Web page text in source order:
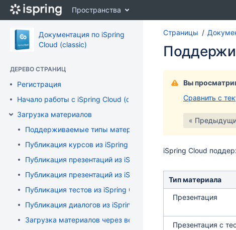
Перейти
содержимому
assistive.skiplink.to.breadcrumbs
assistive.skiplink.to.quick.search
Пространства
Документация по iSpring
Cloud (classic)
ДЕРЕВО СТРАНИЦ
Регистрация
Начало работы с iSpring Cloud (classic)
Загрузка материалов
Поддерживаемые типы материалов
Публикация курсов из iSpring Suite
Публикация презентаций из iSpring Pro
Публикация презентаций из iSpring Converter Pro
Публикация тестов из iSpring QuizMaker
Публикация диалогов из iSpring TalkMaster
Загрузка материалов через веб-интерфейс
Страницы
Вы
Сравнить с
«
iSpring Cloud
Презентация
Презентация с
Тип материала